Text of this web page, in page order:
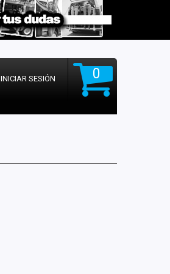
0
INICIAR SESIÓN